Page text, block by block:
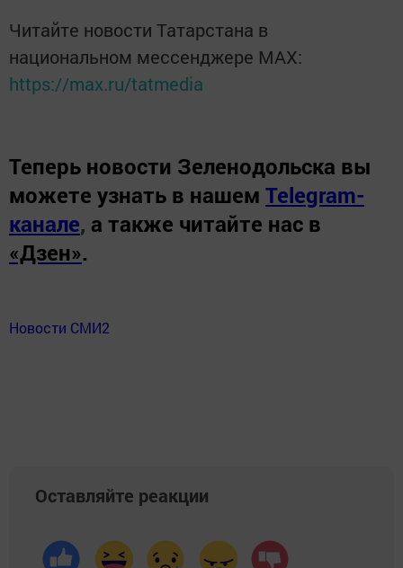
Читайте новости Татарстана в
национальном мессенджере MАХ:
https://max.ru/tatmedia
Теперь новости Зеленодольска вы
можете узнать в нашем Telegram-
канале, а также читайте нас в
«Дзен».
Новости СМИ2
Оставляйте реакции